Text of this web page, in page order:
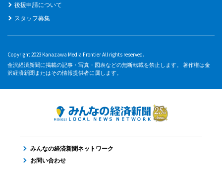
後援申請について
スタッフ募集
Copyright 2023 Kanazawa Media Frontier All rights reserved.
金沢経済新聞に掲載の記事・写真・図表などの無断転載を禁止します。 著作権は金
沢経済新聞またはその情報提供者に属します。
みんなの経済新聞ネットワーク
お問い合わせ